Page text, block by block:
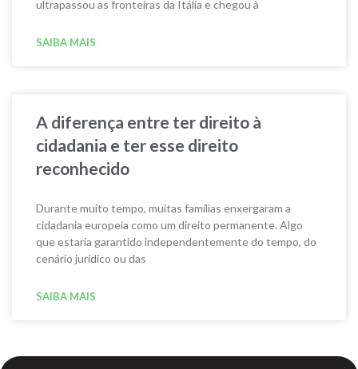
ultrapassou as fronteiras da Itália e chegou à
SAIBA MAIS
A diferença entre ter direito à
cidadania e ter esse direito
reconhecido
Durante muito tempo, muitas famílias enxergaram a
cidadania europeia como um direito permanente. Algo
que estaria garantido independentemente do tempo, do
cenário jurídico ou das
SAIBA MAIS